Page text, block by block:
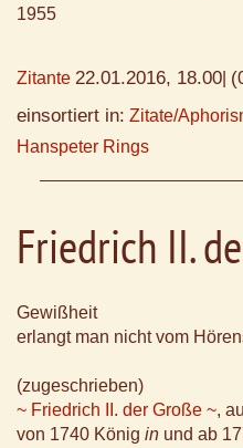
1955
Zitante 22.01.2016, 18.00
einsortiert in: Zitate/
Hanspeter Rings
Friedrich II.
Gewißheit
erlangt man nicht vom
(zugeschrieben)
~ Friedrich II. der Große ~,
von 1740 König in und ab